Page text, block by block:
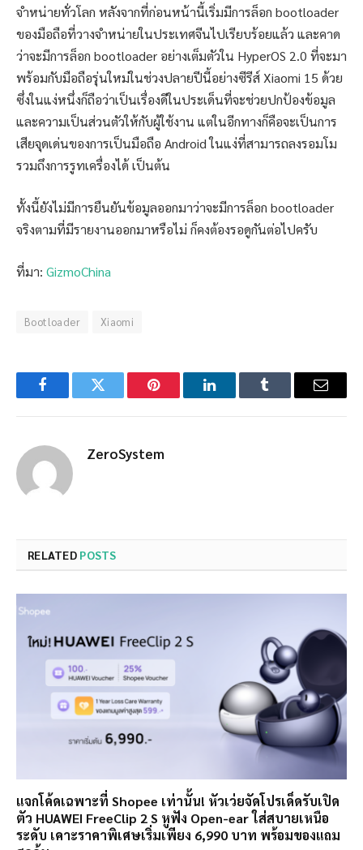
จำหน่ายทั่วโลก หลังจากที่ก่อนหน้านี้เริ่มมีการล็อก bootloader
ของมือถือที่วางจำหน่ายในประเทศจีนไปเรียบร้อยแล้ว และคาด
ว่าจะมีการล็อก bootloader อย่างเต็มตัวใน HyperOS 2.0 ที่จะมา
พร้อมกับมือถือรุ่นใหม่ในช่วงปลายปีนี้อย่างซีรีส์ Xiaomi 15 ด้วย
ซึ่งในแง่หนึ่งก็ถือว่าเป็นเรื่องดีในประเด็นที่จะช่วยปกป้องข้อมูล
และความเป็นส่วนตัวให้กับผู้ใช้งาน แต่ในอีกทางก็คือจะเป็นการ
เสียจุดเด่นของการเป็นมือถือ Android ในแง่ที่สามารถลงรอมโม
รวมถึงการรูทเครื่องได้ เป็นต้น
ทั้งนี้ยังไม่มีการยืนยันข้อมูลออกมาว่าจะมีการล็อก bootloader
จริงตามที่มีรายงานออกมาหรือไม่ ก็คงต้องรอดูกันต่อไปครับ
ที่มา: GizmoChina
Bootloader Xiaomi
FacebookTwitter Pinterest LinkedInTumblr Email
ZeroSystem
RELATED POSTS
แจกโค้ดเฉพาะที่ Shopee เท่านั้น! หัวเว่ยจัดโปรเด็ดรับเปิด
ตัว HUAWEI FreeClip 2 S หูฟัง Open-ear ใส่สบายเหนือ
ระดับ เคาะราคาพิเศษเริ่มเพียง 6,990 บาท พร้อมของแถม